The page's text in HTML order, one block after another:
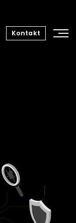
Kontakt